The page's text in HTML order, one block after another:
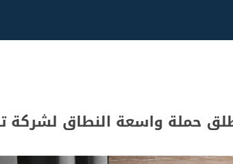
حملة واسعة النطاق لشركة